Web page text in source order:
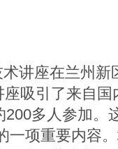
讲座在兰州新
吸引了来自
多人参加。
一项重要内容